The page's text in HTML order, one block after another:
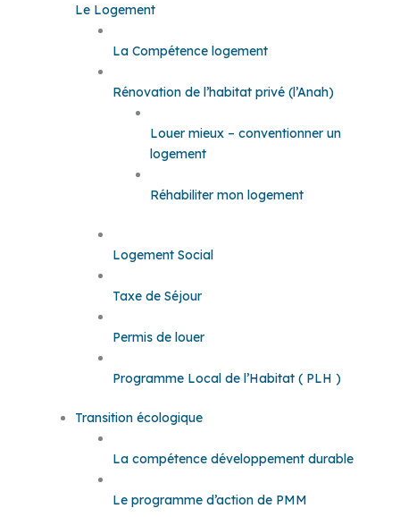
Le Logement
La Compétence logement
Rénovation de l’habitat privé (l’Anah)
Louer mieux – conventionner un
logement
Réhabiliter mon logement
Logement Social
Taxe de Séjour
Permis de louer
Programme Local de l’Habitat ( PLH )
Transition écologique
La compétence développement durable
Le programme d’action de PMM